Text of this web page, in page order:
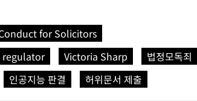
for Solicitors
Victoria Sharp
법정모독죄
인공지능 판결 허위문서 제출